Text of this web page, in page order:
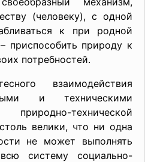
(человеку), с одной
к при родной
приспособить природу к
потребностей.
взаимодействия
и техническими
технической
велики, что ни одна
не может выполнять
систему социально-